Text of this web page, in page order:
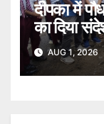
दीपका में
का दिया
बताए।
AUG 1, 2026